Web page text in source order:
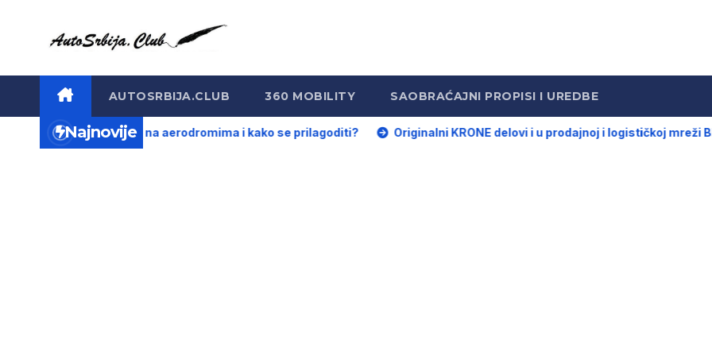
AUTOSRBIJA.CLUB 360 MOBILITY SAOBRAĆAJNI PROPISI I UREDBE
Najnovije
Gužve na aerodromima i kako se prilagoditi? Originalni KRONE delovi i u prodajnoj i logističkoj mreži BPW